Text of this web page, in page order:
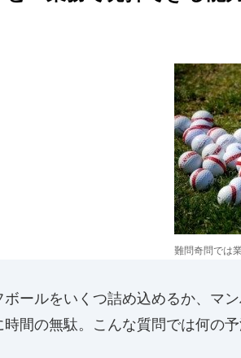
難問奇問では
ボールをいくつ詰め込めるか、マ
間の無駄。こんな質問では何の予